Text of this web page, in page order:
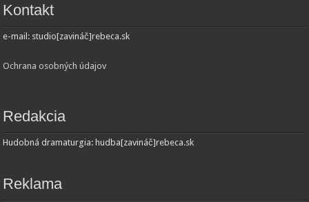
Kontakt
e-mail: studio[zavináč]rebeca.sk
Ochrana osobných údajov
Redakcia
Hudobná dramaturgia: hudba[zavináč]rebeca.sk
Reklama